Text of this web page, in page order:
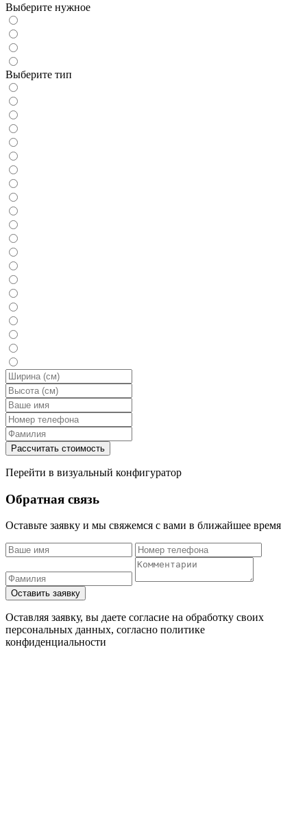
Выберите нужное
Выберите тип
Перейти в визуальный конфигуратор
Обратная связь
Оставьте заявку и мы свяжемся с вами в ближайшее время
Оставляя заявку, вы даете согласие на обработку своих
персональных данных, согласно политике
конфиденциальности